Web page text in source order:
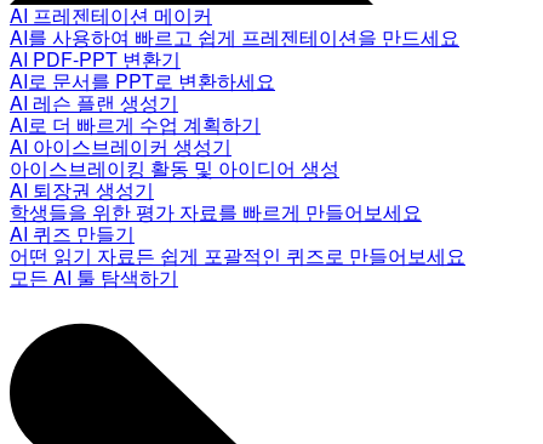
AI 프레젠테이션 메이커
AI를 사용하여 빠르고 쉽게 프레젠테이션을 만드세요
AI PDF-PPT 변환기
AI로 문서를 PPT로 변환하세요
AI 레슨 플랜 생성기
AI로 더 빠르게 수업 계획하기
AI 아이스브레이커 생성기
아이스브레이킹 활동 및 아이디어 생성
AI 퇴장권 생성기
학생들을 위한 평가 자료를 빠르게 만들어보세요
AI 퀴즈 만들기
어떤 읽기 자료든 쉽게 포괄적인 퀴즈로 만들어보세요
모든 AI 툴 탐색하기